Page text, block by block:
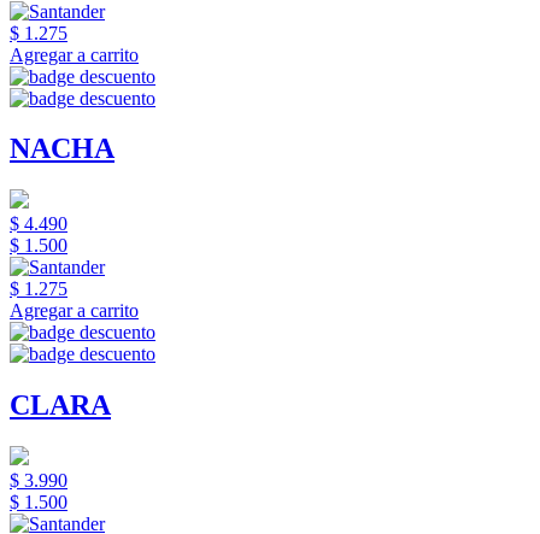
$ 1.275
Agregar a carrito
NACHA
$ 4.490
$ 1.500
$ 1.275
Agregar a carrito
CLARA
$ 3.990
$ 1.500